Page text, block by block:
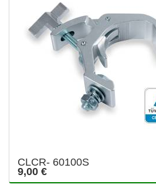
CLCR- 60100S
9,00 €